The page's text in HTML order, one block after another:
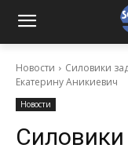
Новости
Силовики
Екатерину Аникиевич
Новости